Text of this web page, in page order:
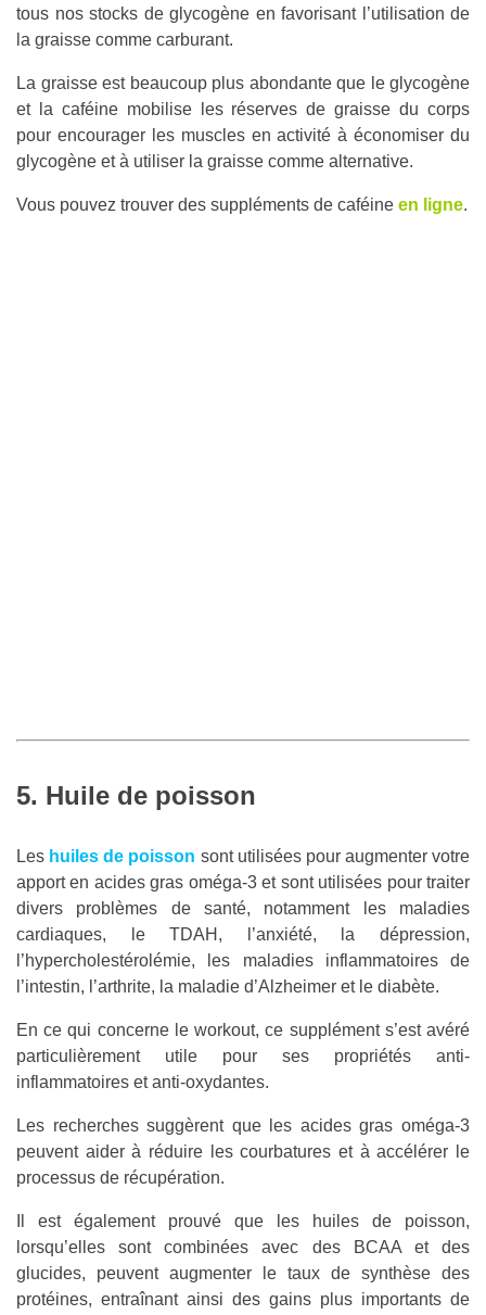
tous nos stocks de glycogène en favorisant l’utilisation de
la graisse comme carburant.
La graisse est beaucoup plus abondante que le glycogène
et la caféine mobilise les réserves de graisse du corps
pour encourager les muscles en activité à économiser du
glycogène et à utiliser la graisse comme alternative.
Vous pouvez trouver des suppléments de caféine en ligne.
5. Huile de poisson
Les huiles de poisson sont utilisées pour augmenter votre
apport en acides gras oméga-3 et sont utilisées pour traiter
divers problèmes de santé, notamment les maladies
cardiaques, le TDAH, l’anxiété, la dépression,
l’hypercholestérolémie, les maladies inflammatoires de
l’intestin, l’arthrite, la maladie d’Alzheimer et le diabète.
En ce qui concerne le workout, ce supplément s’est avéré
particulièrement utile pour ses propriétés anti-
inflammatoires et anti-oxydantes.
Les recherches suggèrent que les acides gras oméga-3
peuvent aider à réduire les courbatures et à accélérer le
processus de récupération.
Il est également prouvé que les huiles de poisson,
lorsqu’elles sont combinées avec des BCAA et des
glucides, peuvent augmenter le taux de synthèse des
protéines, entraînant ainsi des gains plus importants de